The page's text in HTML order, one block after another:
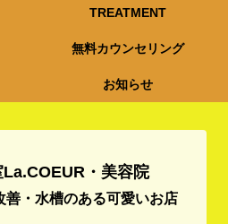
TREATMENT
無料カウンセリング
お知らせ
・美容院
善・水槽のある可愛いお店